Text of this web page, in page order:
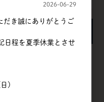
録
2026-06-29
だき誠にありがとうご
日程を夏季休業とさせ
)